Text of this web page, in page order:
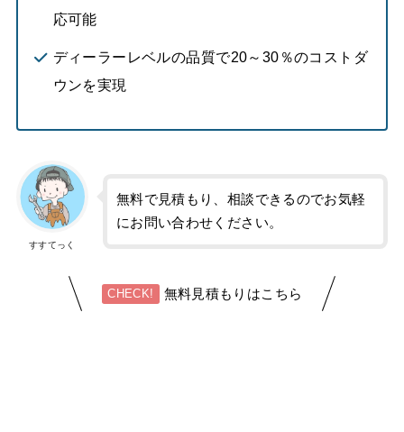
応可能
ディーラーレベルの品質で20～30％のコストダ
ウンを実現
すすてっく
無料で見積もり、相談できるのでお気軽
にお問い合わせください。
CHECK! 無料見積もりはこちら